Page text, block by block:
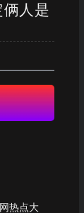
人是
热点大